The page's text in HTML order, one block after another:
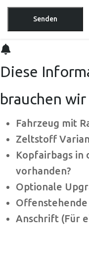
Senden
Diese
brauchen
Fahrzeug mit
Zeltstoff
Kopfairbags in
vorhanden?
Optionale
Anschrift (Für